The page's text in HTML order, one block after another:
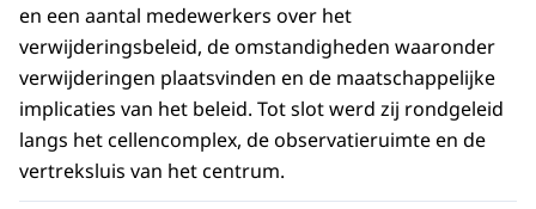
en een aantal medewerkers over het
verwijderingsbeleid, de omstandigheden waaronder
verwijderingen plaatsvinden en de maatschappelijke
implicaties van het beleid. Tot slot werd zij rondgeleid
langs het cellencomplex, de observatieruimte en de
vertreksluis van het centrum.